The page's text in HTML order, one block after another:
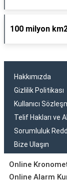
100 milyon
Hakkımızda
Gizlilik Politikası
Kullanıcı
Telif Hakları ve
Sorumluluk
Bize Ulaşın
Online
Online Alarm